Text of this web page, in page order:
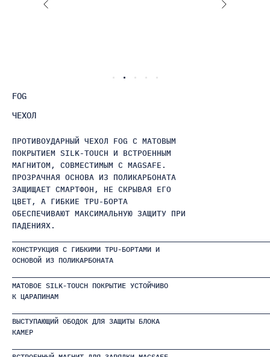
FOG
ЧЕХОЛ
КОНСТРУКЦИЯ С ГИБКИМИ TPU-БОРТАМИ И
ОСНОВОЙ ИЗ ПОЛИКАРБОНАТА
МАТОВОЕ SILK-TOUCH ПОКРЫТИЕ УСТОЙЧИВО
К ЦАРАПИНАМ
ВЫСТУПАЮЩИЙ ОБОДОК ДЛЯ ЗАЩИТЫ БЛОКА
КАМЕР
ПРОТИВОУДАРНЫЙ ЧЕХОЛ FOG С МАТОВЫМ
ПОКРЫТИЕМ SILK-TOUCH И ВСТРОЕННЫМ
МАГНИТОМ, СОВМЕСТИМЫМ С MAGSAFE.
ПРОЗРАЧНАЯ ОСНОВА ИЗ ПОЛИКАРБОНАТА
ЗАЩИЩАЕТ СМАРТФОН, НЕ СКРЫВАЯ ЕГО
ЦВЕТ, А ГИБКИЕ TPU-БОРТА
ОБЕСПЕЧИВАЮТ МАКСИМАЛЬНУЮ ЗАЩИТУ ПРИ
ПАДЕНИЯХ.